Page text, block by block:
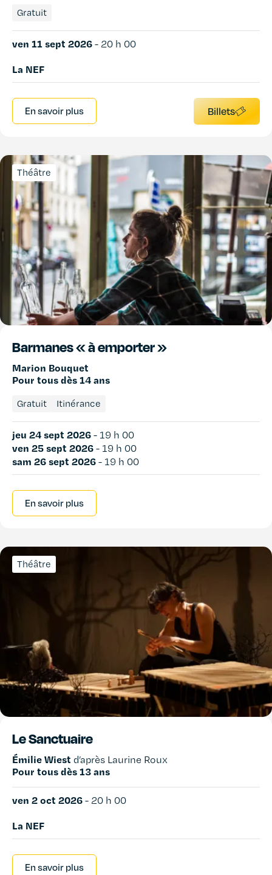
Gratuit
ven 11 sept 2026 - 20 h 00
La NEF
En savoir plus Billets
Théâtre
Barmanes « à emporter »
Marion Bouquet
Pour tous dès 14 ans
Gratuit Itinérance
jeu 24 sept 2026 - 19 h 00
ven 25 sept 2026 - 19 h 00
sam 26 sept 2026 - 19 h 00
En savoir plus
Théâtre
Le Sanctuaire
Émilie Wiest d’après Laurine Roux
Pour tous dès 13 ans
ven 2 oct 2026 - 20 h 00
La NEF
En savoir plus